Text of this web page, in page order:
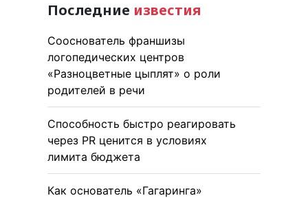
Последние известия
Сооснователь франшизы
логопедических центров
«Разноцветные цыплят» о роли
родителей в речи
Способность быстро реагировать
через PR ценится в условиях
лимита бюджета
Как основатель «Гагаринга»